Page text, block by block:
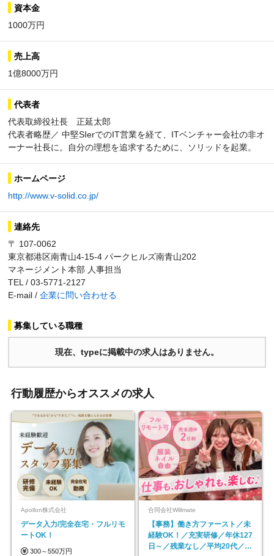
資本金
1000万円
売上高
1億8000万円
代表者
代表取締役社長 正延太郎
代表者略歴／ 中堅SIerでのIT営業を経て、ITベンチャー会社の非オ
ーナー社長に。自分の理想を追求するために、ソリッドを起業。
ホームページ
http://www.v-solid.co.jp/
連絡先
〒 107-0062
東京都港区南青山4-15-4 パークヒルズ南青山202
マネージメント本部 人事担当
TEL / 03-5771-2127
E-mail / 企業に問い合わせる
募集している職種
現在、typeに掲載中の求人はありません。
行動履歴からオススメの求人
Apollon株式会社
データ入力/完全在宅・フルリモ
ートOK！
300～550万円
合同会社Willmate
【事務】働き方ファースト／未
経験OK！／充実研修／年休127
日～／残業なし／平均20代／リ